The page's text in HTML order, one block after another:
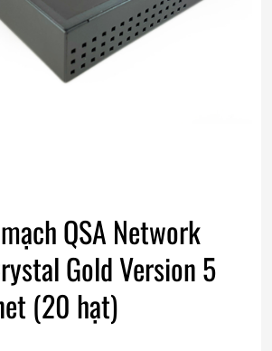
QSA Network
Gold Version 5
(20 hạt)